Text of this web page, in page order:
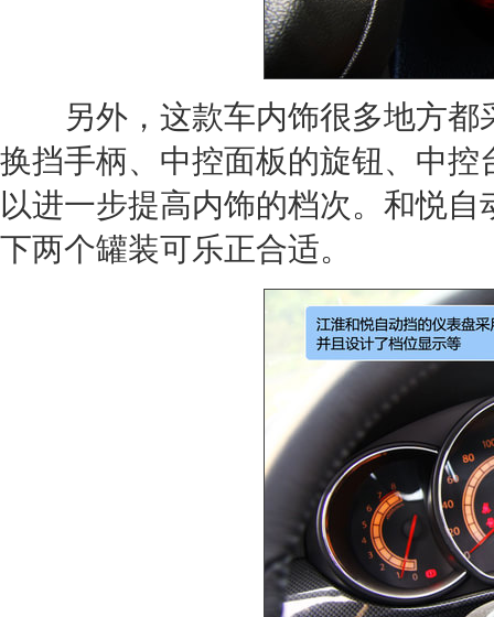
另外，这款车内饰很多地方都
换挡手柄、中控面板的旋钮、中
以进一步提高内饰的档次。和悦
下两个罐装可乐正合适。